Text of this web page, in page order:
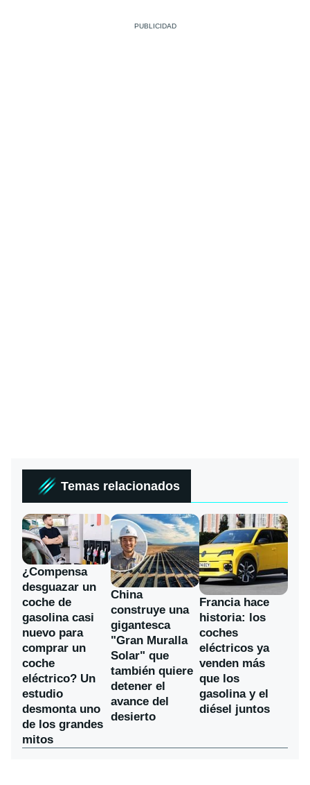
Temas relacionados
¿Compensa
desguazar un
coche de
gasolina casi
nuevo para
comprar un
coche
eléctrico? Un
estudio
desmonta uno
de los grandes
mitos
China
construye una
gigantesca
"Gran Muralla
Solar" que
también quiere
detener el
avance del
desierto
Francia hace
historia: los
coches
eléctricos ya
venden más
que los
gasolina y el
diésel juntos